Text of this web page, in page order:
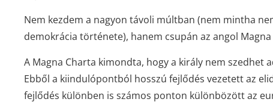
Nem kezdem a nagyon távoli múltban (nem mintha
demokrácia története), hanem csupán az angol
A Magna Charta kimondta, hogy a király nem szedhet
Ebből a kiindulópontból hosszú fejlődés vezetett az
fejlődés különben is számos ponton különbözött az